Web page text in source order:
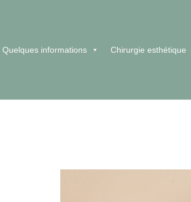
Quelques informations Chirurgie esthétique